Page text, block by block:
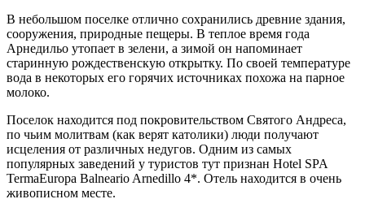
В небольшом поселке отлично сохранились древние здания,
сооружения, природные пещеры. В теплое время года
Арнедильо утопает в зелени, а зимой он напоминает
старинную рождественскую открытку. По своей температуре
вода в некоторых его горячих источниках похожа на парное
молоко.
Поселок находится под покровительством Святого Андреса,
по чьим молитвам (как верят католики) люди получают
исцеления от различных недугов. Одним из самых
популярных заведений у туристов тут признан Hotel SPA
TermaEuropa Balneario Arnedillo 4*. Отель находится в очень
живописном месте.